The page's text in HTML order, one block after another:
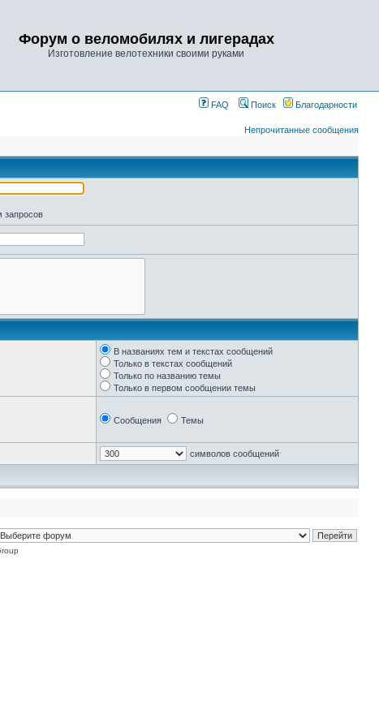
Форум о веломобилях и лигерадах
Изготовление велотехники своими руками
FAQ Поиск Благодарности
Непрочитанные сообщения
запросов
В названиях тем и текстах сообщений
Только в текстах сообщений
Только по названию темы
Только в первом сообщении темы
Сообщения Темы
символов сообщений